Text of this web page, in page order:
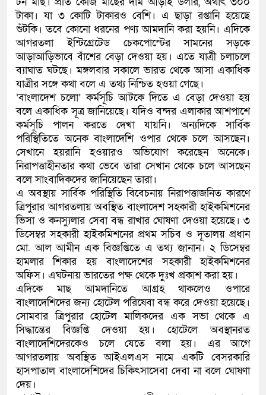
টাকা। যা ৩ কোটি টাকারও বেশি। এ ছাড়া রপ্তানি হয়েছে
শুঁটকি। তবে কোনো ধরনের পণ্য আমদানি করা হয়নি। এদিকে
আগরতলা ইন্টিগ্রেটেড চেকপোস্টের সামনের সড়কে
আড়াআড়িভাবে বাঁশের বেড়া দেওয়া হয়। এতে যাত্রী চলাচলে
ব্যাঘাত ঘটছে। মঙ্গলবার সকালে ভারত থেকে আসা একাধিক
যাত্রীর সঙ্গে কথা বলে এ তথ্য নিশ্চিত হওয়া গেছে।
‘বাংলাদেশ চলো’ কর্মসূচি আটকে দিতে এ বেড়া দেওয়া হয়
বলে একাধিক সূত্র জানিয়েছে। যদিও বন্দর এলাকার আশপাশে
কর্মসূচি পালন করতে দেখা যায়নি। অন্যদিকে সার্বিক
পরিস্থিতিতে অনেক বাংলাদেশি ওপার থেকে চলে আসছেন।
সেখানে হয়রানি হওয়ারও অভিযোগ করেছেন অনেকে।
নিরাপত্তাহীনতার কথা ভেবে তারা সেখান থেকে চলে আসছেন
বলে সাংবাদিকদের জানিয়েছেন তারা।
এ অবস্থায় সার্বিক পরিস্থিতি বিবেচনায় নিরাপত্তাজনিত কারণে
ত্রিপুরার আগরতলায় অবস্থিত বাংলাদেশ সহকারী হাইকমিশনের
ভিসা ও কনস্যুলার সেবা বন্ধ রাখার ঘোষণা দেওয়া হয়েছে। ৩
ডিসেম্বর সহকারী হাইকমিশনের প্রথম সচিব ও দূতালয় প্রধান
মো. আল আমীন এক বিজ্ঞপ্তিতে এ তথ্য জানান। ২ ডিসেম্বর
হামলার শিকার হয় বাংলাদেশের সহকারী হাইকমিশনের
অফিস। এঘটনায় ভারতের পক্ষ থেকে দুঃখ প্রকাশ করা হয়।
এদিকে মাছ আমদানিতে আগ্রহ থাকলেও ওপারে
বাংলাদেশিদের জন্য হোটেল পরিষেবা বন্ধ করে দেওয়া হয়েছে।
সোমবার ত্রিপুরার হোটেল মালিকদের এক সভা থেকে এ
সিদ্ধান্তের বিজ্ঞপ্তি দেওয়া হয়। হোটেলে অবস্থানরত
বাংলাদেশিদেরকেও চলে যেতে বলা হয়। এর আগে
আগরতলায় অবস্থিত আইএলএস নামে একটি বেসরকারি
হাসপাতাল বাংলাদেশিদের চিকিৎসাসেবা দেবা না বলে ঘোষণা
দেয়।